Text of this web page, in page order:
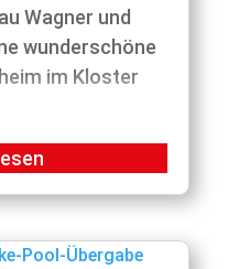
Wagner und
wunderschöne
im Kloster